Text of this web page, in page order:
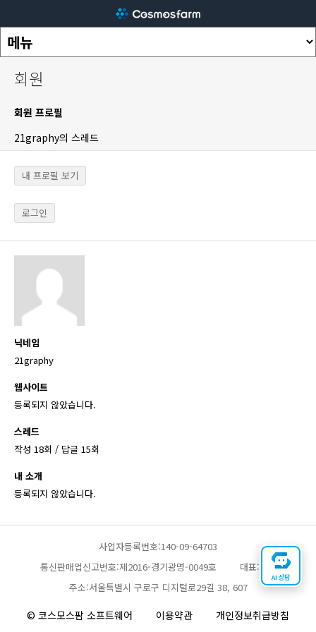
회원
회원 프로필
21graphy의 스레드
내 프로필 보기
로그인
닉네임
21graphy
웹사이트
등록되지 않았습니다.
스레드
작성 18회 / 답글 15회
내 소개
등록되지 않았습니다.
사업자등록번호:140-09-64703
통신판매업신고번호:제2016-경기광명-0049호
대표:채찬
주소:서울특별시 구로구 디지털로29길 38, 607
© 코스모스팜 소프트웨어 이용약관
개인정보취급방침
AI 상담